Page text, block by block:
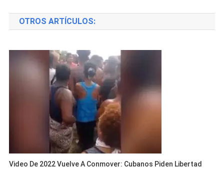
de
entradas
OTROS ARTÍCULOS:
Video De 2022 Vuelve A Conmover: Cubanos Piden Libertad